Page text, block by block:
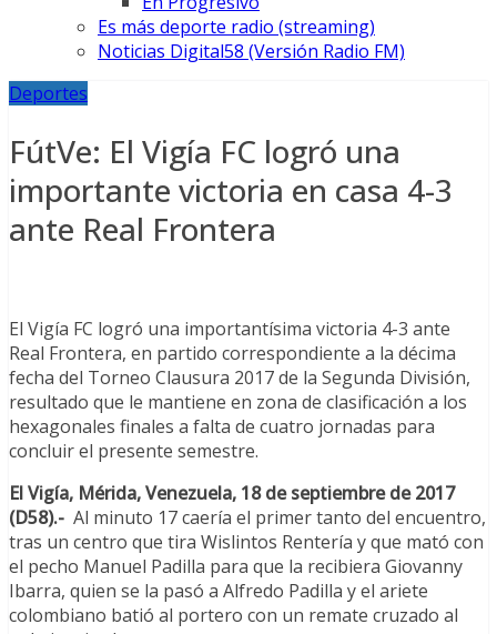
Es más deporte radio (streaming)
Noticias Digital58 (Versión Radio FM)
Deportes
FútVe: El Vigía FC logró una
importante victoria en casa 4-3
ante Real Frontera
El Vigía FC logró una importantísima victoria 4-3 ante
Real Frontera, en partido correspondiente a la décima
fecha del Torneo Clausura 2017 de la Segunda División,
resultado que le mantiene en zona de clasificación a los
hexagonales finales a falta de cuatro jornadas para
concluir el presente semestre.
El Vigía, Mérida, Venezuela, 18 de septiembre de 2017
(D58).- Al minuto 17 caería el primer tanto del encuentro,
tras un centro que tira Wislintos Rentería y que mató con
el pecho Manuel Padilla para que la recibiera Giovanny
Ibarra, quien se la pasó a Alfredo Padilla y el ariete
colombiano batió al portero con un remate cruzado al